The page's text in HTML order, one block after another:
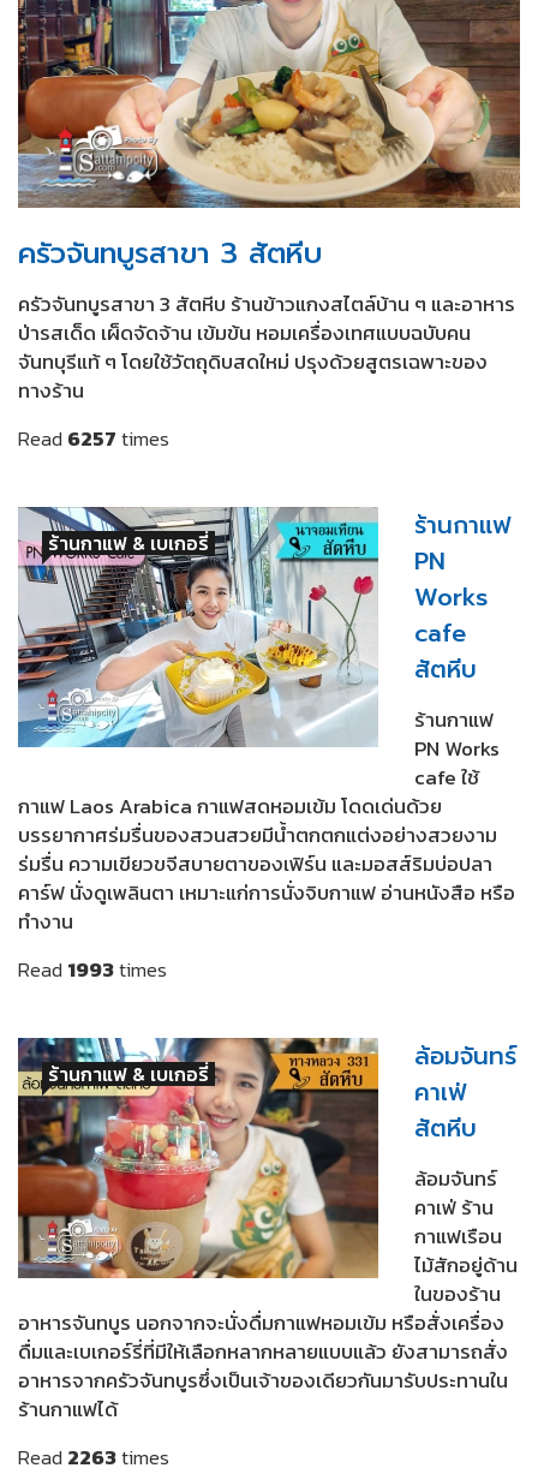
ครัวจันทบูรสาขา 3 สัตหีบ
ครัวจันทบูรสาขา 3 สัตหีบ ร้านข้าวแกงสไตล์บ้าน ๆ และอาหาร
ป่ารสเด็ด เผ็ดจัดจ้าน เข้มข้น หอมเครื่องเทศแบบฉบับคน
จันทบุรีแท้ ๆ โดยใช้วัตถุดิบสดใหม่ ปรุงด้วยสูตรเฉพาะของ
ทางร้าน
Read 6257times
ร้านกาแฟ & เบเกอรี่
ร้านกาแฟ
PN
Works
cafe
สัตหีบ
ร้านกาแฟ
PN Works
cafe ใช้
กาแฟ Laos Arabica กาแฟสดหอมเข้ม โดดเด่นด้วย
บรรยากาศร่มรื่นของสวนสวยมีน้ำตกตกแต่งอย่างสวยงาม
ร่มรื่น ความเขียวขจีสบายตาของเฟิร์น และมอสส์ริมบ่อปลา
คาร์ฟ นั่งดูเพลินตา เหมาะแก่การนั่งจิบกาแฟ อ่านหนังสือ หรือ
ทำงาน
Read 1993times
ร้านกาแฟ & เบเกอรี่
ล้อมจันทร์
คาเฟ่
สัตหีบ
ล้อมจันทร์
คาเฟ่ ร้าน
กาแฟเรือน
ไม้สักอยู่ด้าน
ในของร้าน
อาหารจันทบูร นอกจากจะนั่งดื่มกาแฟหอมเข้ม หรือสั่งเครื่อง
ดื่มและเบเกอร์รี่ที่มีให้เลือกหลากหลายแบบแล้ว ยังสามารถสั่ง
อาหารจากครัวจันทบูรซึ่งเป็นเจ้าของเดียวกันมารับประทานใน
ร้านกาแฟได้
Read 2263times